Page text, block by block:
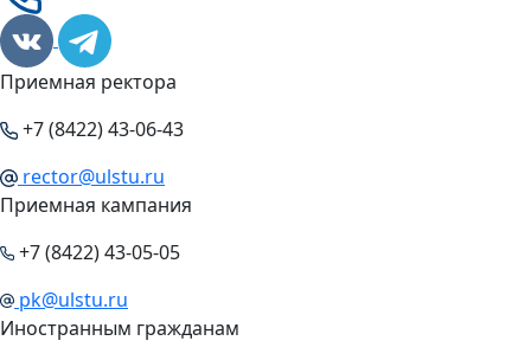
Приемная ректора
+7 (8422) 43-06-43
rector@ulstu.ru
Приемная кампания
+7 (8422) 43-05-05
pk@ulstu.ru
Иностранным гражданам